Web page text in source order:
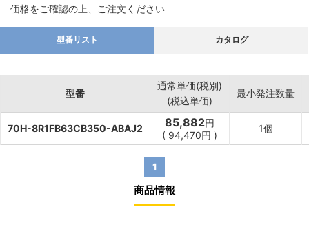
価格をご確認の上、ご注文ください
型番リスト カタログ
型番
通常単価(税別)
(税込単価)
最小発注数量
70H-8R1FB63CB350-ABAJ2 85,882円
( 94,470円 )
1個
1
商品情報